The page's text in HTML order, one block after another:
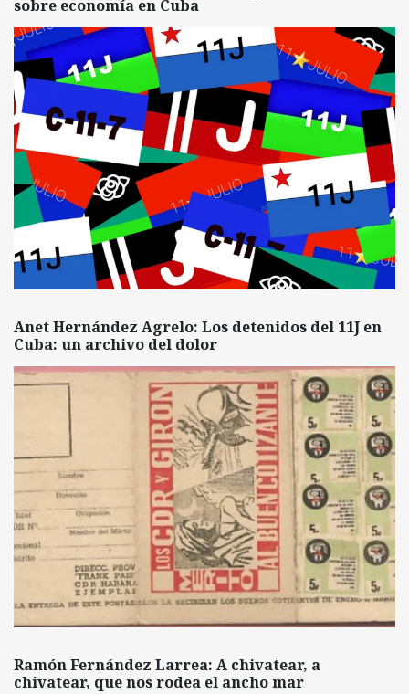
sobre economía en Cuba
Anet Hernández Agrelo: Los detenidos del 11J en
Cuba: un archivo del dolor
Ramón Fernández Larrea: A chivatear, a
chivatear, que nos rodea el ancho mar